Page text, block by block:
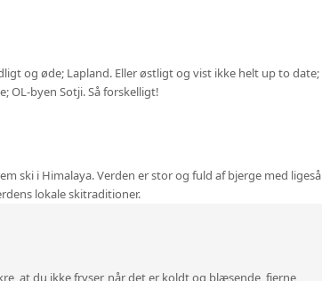
og øde; Lapland. Eller østligt og vist ikke helt up to date;
OL-byen Sotji. Så forskelligt!
ski i Himalaya. Verden er stor og fuld af bjerge med ligeså
lokale skitraditioner.
at du ikke fryser, når det er koldt og blæsende, fjerne